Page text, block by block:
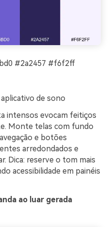
#2a2457 #f6f2ff
de sono
intensos evocam feitiços
Monte telas com fundo
e botões
arredondados e
Dica: reserve o tom mais
acessibilidade em painéis
ao luar gerada